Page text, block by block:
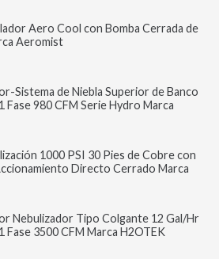
Aero Cool con Bomba Cerrada de
Aeromist
Sistema de Niebla Superior de Banco
Fase 980 CFM Serie Hydro Marca
1000 PSI 30 Pies de Cobre con
Directo Cerrado Marca
Nebulizador Tipo Colgante 12 Gal/Hr
Fase 3500 CFM Marca H2OTEK